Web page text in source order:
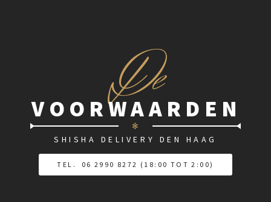
D
e
VOORWAARDEN
✻
SHISHA DELIVERY DEN HAAG
TEL. 06 2990 8272 (18:00 TOT 2:00)